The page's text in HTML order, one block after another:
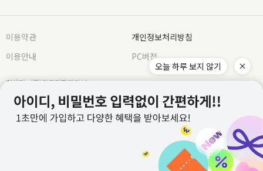
이용약관
개인정보처리방침
이용안내
PC버전
회사명 : (주)위드커퍼레이션
대표 : 이문규 ㅣ 개인정보보호 책임자 : 이문규
전화 : 010-2306-5207
E-mail : whithco@naver.com
주소 : 경기도 남양주시 별내중앙로 26, 5층 504호 (별내동) 주식회사 위드커퍼레이션
오늘 하루 보지 않기